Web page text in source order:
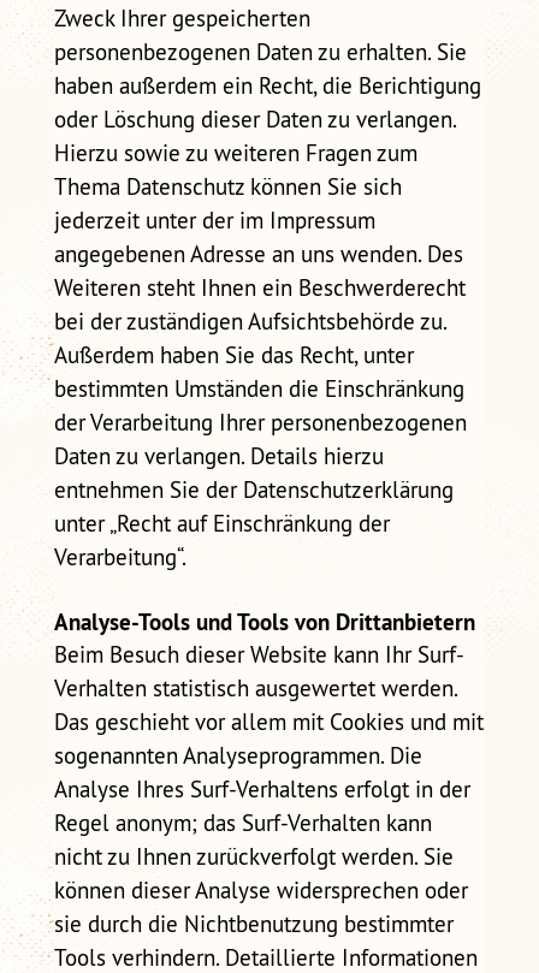
Zweck Ihrer gespeicherten
personenbezogenen Daten zu erhalten. Sie
haben außerdem ein Recht, die Berichtigung
oder Löschung dieser Daten zu verlangen.
Hierzu sowie zu weiteren Fragen zum
Thema Datenschutz können Sie sich
jederzeit unter der im Impressum
angegebenen Adresse an uns wenden. Des
Weiteren steht Ihnen ein Beschwerderecht
bei der zuständigen Aufsichtsbehörde zu.
Außerdem haben Sie das Recht, unter
bestimmten Umständen die Einschränkung
der Verarbeitung Ihrer personenbezogenen
Daten zu verlangen. Details hierzu
entnehmen Sie der Datenschutzerklärung
unter „Recht auf Einschränkung der
Verarbeitung“.
Analyse-Tools und Tools von Drittanbietern
Beim Besuch dieser Website kann Ihr Surf-
Verhalten statistisch ausgewertet werden.
Das geschieht vor allem mit Cookies und mit
sogenannten Analyseprogrammen. Die
Analyse Ihres Surf-Verhaltens erfolgt in der
Regel anonym; das Surf-Verhalten kann
nicht zu Ihnen zurückverfolgt werden. Sie
können dieser Analyse widersprechen oder
sie durch die Nichtbenutzung bestimmter
Tools verhindern. Detaillierte Informationen